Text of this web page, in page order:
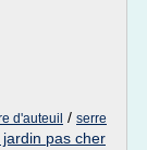
d'auteuil / serre
pas cher